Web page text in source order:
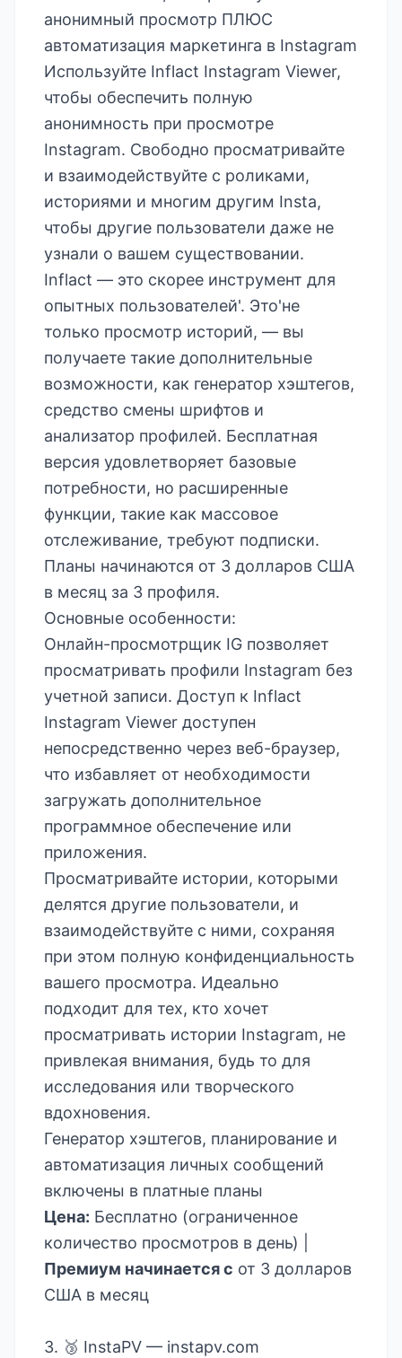
анонимный просмотр ПЛЮС
автоматизация маркетинга в Instagram
Используйте Inflact Instagram Viewer,
чтобы обеспечить полную
анонимность при просмотре
Instagram. Свободно просматривайте
и взаимодействуйте с роликами,
историями и многим другим Insta,
чтобы другие пользователи даже не
узнали о вашем существовании.
Inflact — это скорее инструмент для
опытных пользователей'. Это'не
только просмотр историй, — вы
получаете такие дополнительные
возможности, как генератор хэштегов,
средство смены шрифтов и
анализатор профилей. Бесплатная
версия удовлетворяет базовые
потребности, но расширенные
функции, такие как массовое
отслеживание, требуют подписки.
Планы начинаются от 3 долларов США
в месяц за 3 профиля.
Основные особенности:
Онлайн-просмотрщик IG позволяет
просматривать профили Instagram без
учетной записи. Доступ к Inflact
Instagram Viewer доступен
непосредственно через веб-браузер,
что избавляет от необходимости
загружать дополнительное
программное обеспечение или
приложения.
Просматривайте истории, которыми
делятся другие пользователи, и
взаимодействуйте с ними, сохраняя
при этом полную конфиденциальность
вашего просмотра. Идеально
подходит для тех, кто хочет
просматривать истории Instagram, не
привлекая внимания, будь то для
исследования или творческого
вдохновения.
Генератор хэштегов, планирование и
автоматизация личных сообщений
включены в платные планы
Цена: Бесплатно (ограниченное
количество просмотров в день) |
Премиум начинается с от 3 долларов
США в месяц
3. 🥉 InstaPV — instapv.com